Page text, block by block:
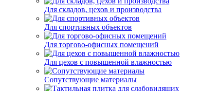
Для складов, цехов и производства
Для спортивных объектов
Для торгово-офисных помещений
Для цехов с повышенной влажностью
Сопутствующие материалы